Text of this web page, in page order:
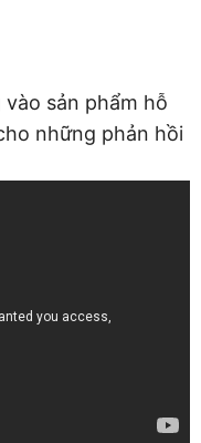
sản phẩm hỗ
những phản hồi